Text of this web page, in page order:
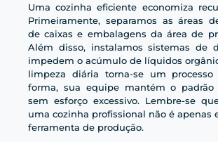
Uma cozinha eficiente economiza
Primeiramente, separamos as áreas
de caixas e embalagens da área de
Além disso, instalamos sistemas de
impedem o acúmulo de líquidos
limpeza diária torna-se um processo
forma, sua equipe mantém o padrão
sem esforço excessivo. Lembre-se
uma cozinha profissional não é apenas
ferramenta de produção.